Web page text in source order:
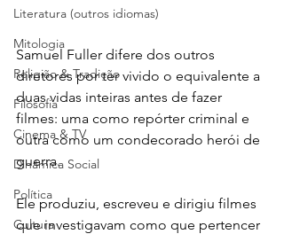
Literatura (outros idiomas)
Mitologia
Religião & Tradição
Filosofia
Cinema & TV
Dinâmica Social
Política
Cultura
Samuel Fuller difere dos outros
diretores por ter vivido o equivalente a
duas vidas inteiras antes de fazer
filmes: uma como repórter criminal e
outra como um condecorado herói de
guerra.
Ele produziu, escreveu e dirigiu filmes
que investigavam como que pertencer